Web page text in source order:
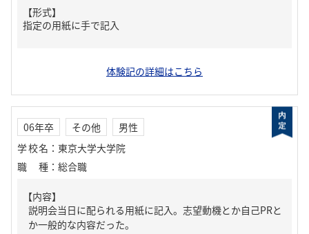
【形式】
指定の用紙に手で記入
体験記の詳細はこちら
06年卒 その他
男性
学校名 ： 東京大学大学院
職種 ： 総合職
【内容】
説明会当日に配られる用紙に記入。志望動機とか自己PRと
か一般的な内容だった。